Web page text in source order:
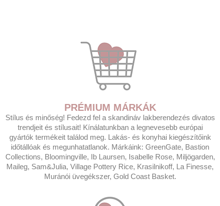
PRÉMIUM MÁRKÁK
Stílus és minőség! Fedezd fel a skandináv lakberendezés divatos
trendjeit és stílusait! Kínálatunkban a legnevesebb európai
gyártók termékeit találod meg. Lakás- és konyhai kiegészítőink
időtállóak és megunhatatlanok. Márkáink: GreenGate, Bastion
Collections, Bloomingville, Ib Laursen, Isabelle Rose, Miljögarden,
Maileg, Sam&Julia, Village Pottery Rice, Krasilnikoff, La Finesse,
Muránói üvegékszer, Gold Coast Basket.